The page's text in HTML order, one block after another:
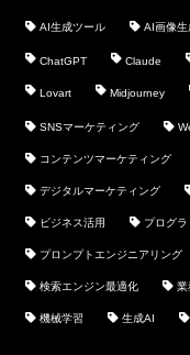
AI生成ツール AI画像生
ChatGPT Claude
Lovart Midjourney
SNSマーケティング
コンテンツマーケティング
デジタルマーケティング
ビジネス活用 プログ
プロンプトエンジニアリング
検索エンジン最適化 業
機械学習 生成AI